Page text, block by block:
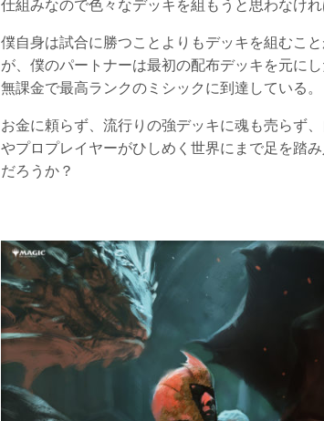
仕組みなので色々なデッキを組もうと思わなけれ
僕自身は試合に勝つことよりもデッキを組むこ
が、僕のパートナーは最初の配布デッキを元に
無課金で最高ランクのミシックに到達している。
お金に頼らず、流行りの強デッキに魂も売らず
やプロプレイヤーがひしめく世界にまで足を踏
だろうか？